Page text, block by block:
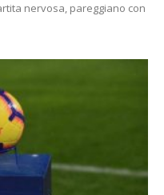
nervosa, pareggiano con